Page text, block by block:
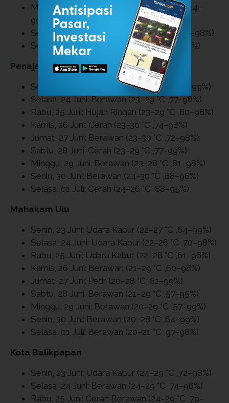
Minggu, 29 Juni: Hujan Ringan (23–30 °C ,64–
99%)
Senin, 30 Juni: Hujan Ringan (22–30 °C ,68–98%)
Selasa, 01 Juli: Berawan (22–24 °C ,94–98%)
Penajam Paser Utara
Senin, 23 Juni: Udara Kabur (22–29 °C ,73–99%)
Selasa, 24 Juni: Berawan (23–29 °C ,77–98%)
Rabu, 25 Juni: Hujan Ringan (23–29 °C ,80–98%)
Kamis, 26 Juni: Cerah (23–30 °C ,74–98%)
Jumat, 27 Juni: Berawan (23–30 °C ,72–98%)
Sabtu, 28 Juni: Cerah (23–29 °C ,77–99%)
Minggu, 29 Juni: Berawan (23–28 °C ,81–98%)
Senin, 30 Juni: Berawan (24–30 °C ,68–96%)
Selasa, 01 Juli: Cerah (24–26 °C ,88–95%)
Mahakam Ulu
Senin, 23 Juni: Udara Kabur (22–27 °C ,64–99%)
Selasa, 24 Juni: Udara Kabur (22–26 °C ,70–98%)
Rabu, 25 Juni: Udara Kabur (22–28 °C ,61–96%)
Kamis, 26 Juni: Berawan (21–29 °C ,60–98%)
Jumat, 27 Juni: Petir (20–28 °C ,61–99%)
Sabtu, 28 Juni: Berawan (21–29 °C ,57–95%)
Minggu, 29 Juni: Berawan (20–29 °C ,57–99%)
Senin, 30 Juni: Berawan (20–28 °C ,64–99%)
Selasa, 01 Juli: Berawan (20–21 °C ,97–98%)
Kota Balikpapan
Senin, 23 Juni: Udara Kabur (24–29 °C ,72–98%)
Selasa, 24 Juni: Berawan (24–29 °C ,74–96%)
Rabu, 25 Juni: Cerah Berawan (24–29 °C ,79–